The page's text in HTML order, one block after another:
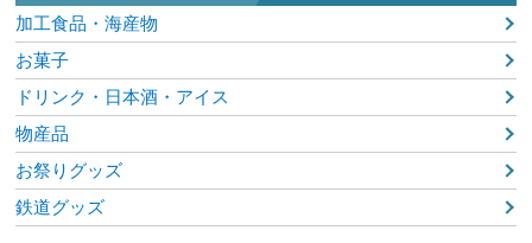
加工食品・海産物
お菓子
ドリンク・日本酒・アイス
物産品
お祭りグッズ
鉄道グッズ